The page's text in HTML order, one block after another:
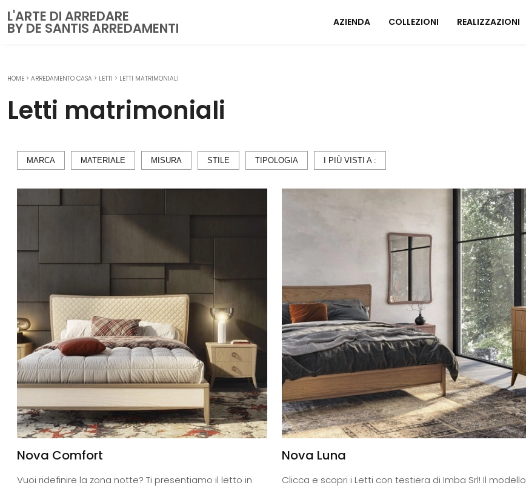
L'ARTE DI ARREDARE
BY DE SANTIS ARREDAMENTI AZIENDA COLLEZIONI
CUCINE
Cucine Moderne
Cucine Classiche
ZONA GIORNO
Librerie
Pareti Attrezzate
Madie
Arredo Bagno
ZONA NOTTE
REALIZZAZIONI
HOME > ARREDAMENTO CASA > LETTI > LETTI MATRIMONIALI
Letti matrimoniali
MARCA MATERIALE MISURA STILE TIPOLOGIA I PIÙ VISTI A :
Nova Comfort
Vuoi ridefinire la zona notte? Ti presentiamo il letto in
Nova Luna
Clicca e scopri i Letti con testiera di Imba Srl! Il modello